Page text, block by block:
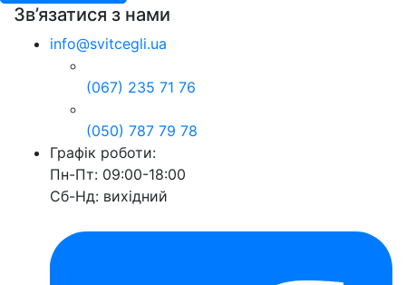
Зв’язатися з нами
info@svitcegli.ua
(067) 235 71 76
(050) 787 79 78
Графік роботи:
Пн-Пт: 09:00-18:00
Сб-Нд: вихідний